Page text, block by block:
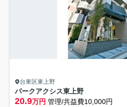
台東区東上野
パークアクシス東上野
20.9万円 管理/共益費10,000円